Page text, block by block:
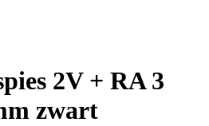
2V + RA 3
zwart